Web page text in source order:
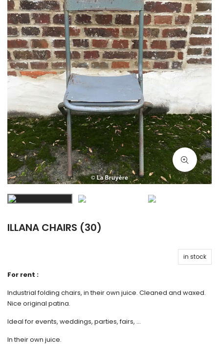
ILLANA CHAIRS (30)
in stock
For rent :
Industrial folding chairs, in their own juice. Cleaned and waxed.
Nice original patina.
Ideal for events, weddings, parties, fairs, …
In their own juice.